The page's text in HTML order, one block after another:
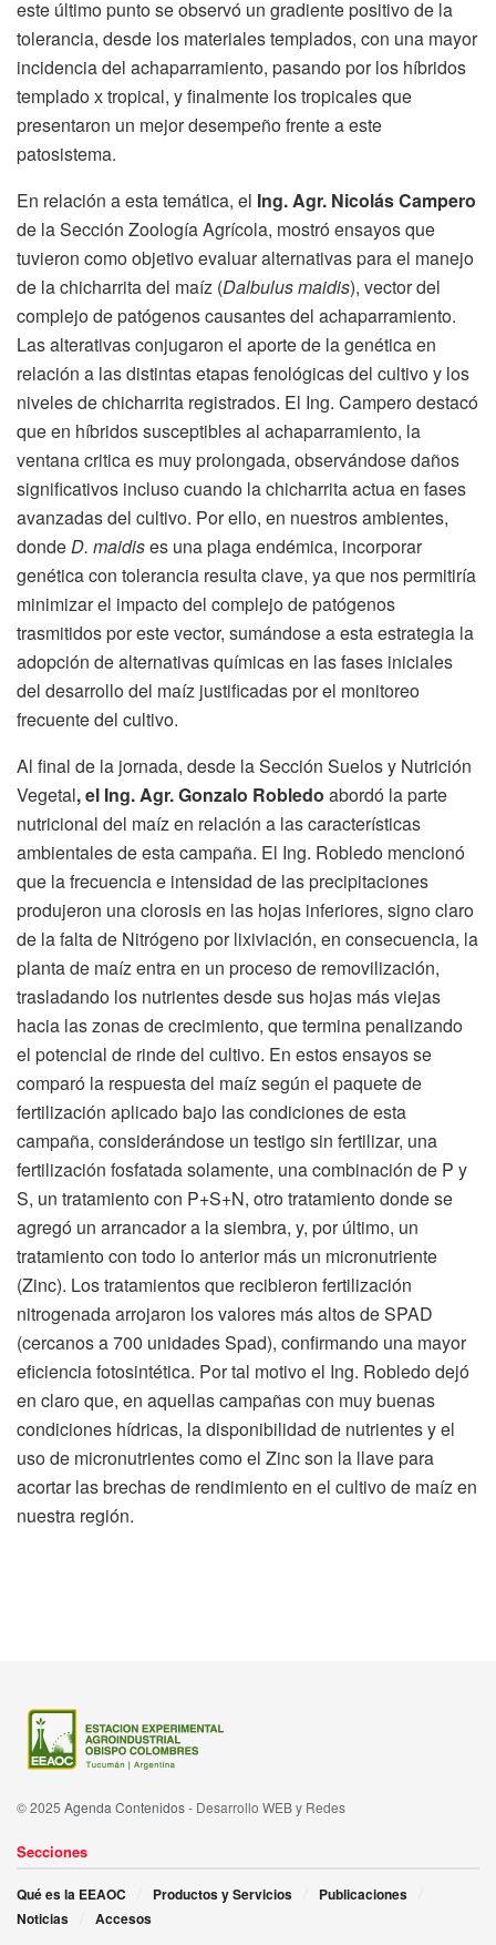
este último punto se observó un gradiente positivo de la
tolerancia, desde los materiales templados, con una mayor
incidencia del achaparramiento, pasando por los híbridos
templado x tropical, y finalmente los tropicales que
presentaron un mejor desempeño frente a este
patosistema.
En relación a esta temática, el Ing. Agr. Nicolás Campero
de la Sección Zoología Agrícola, mostró ensayos que
tuvieron como objetivo evaluar alternativas para el manejo
de la chicharrita del maíz (Dalbulus maidis), vector del
complejo de patógenos causantes del achaparramiento.
Las alterativas conjugaron el aporte de la genética en
relación a las distintas etapas fenológicas del cultivo y los
niveles de chicharrita registrados. El Ing. Campero destacó
que en híbridos susceptibles al achaparramiento, la
ventana critica es muy prolongada, observándose daños
significativos incluso cuando la chicharrita actua en fases
avanzadas del cultivo. Por ello, en nuestros ambientes,
dondeD. maidises una plaga endémica, incorporar
genética con tolerancia resulta clave, ya que nos permitiría
minimizar el impacto del complejo de patógenos
trasmitidos por este vector, sumándose a esta estrategia la
adopción de alternativas químicas en las fases iniciales
del desarrollo del maíz justificadas por el monitoreo
frecuente del cultivo.
Al final de la jornada, desde la Sección Suelos y Nutrición
Vegetal, el Ing. Agr. Gonzalo Robledo abordó la parte
nutricional del maíz en relación a las características
ambientales de esta campaña. El Ing. Robledo mencionó
que la frecuencia e intensidad de las precipitaciones
produjeron una clorosis en las hojas inferiores, signo claro
de la falta de Nitrógeno por lixiviación, en consecuencia, la
planta de maíz entra en un proceso de removilización,
trasladando los nutrientes desde sus hojas más viejas
hacia las zonas de crecimiento, que termina penalizando
el potencial de rinde del cultivo. En estos ensayos se
comparó la respuesta del maíz según el paquete de
fertilización aplicado bajo las condiciones de esta
campaña, considerándose un testigo sin fertilizar, una
fertilización fosfatada solamente, una combinación de P y
S, un tratamiento con P+S+N, otro tratamiento donde se
agregó un arrancador a la siembra, y, por último, un
tratamiento con todo lo anterior más un micronutriente
(Zinc). Los tratamientos que recibieron fertilización
nitrogenada arrojaron los valores más altos de SPAD
(cercanos a 700 unidades Spad), confirmando una mayor
eficiencia fotosintética. Por tal motivo el Ing. Robledo dejó
en claro que, en aquellas campañas con muy buenas
condiciones hídricas, la disponibilidad de nutrientes y el
uso de micronutrientes como el Zinc son la llave para
acortar las brechas de rendimiento en el cultivo de maíz en
nuestra región.
© 2025 Agenda Contenidos- Desarrollo WEB y Redes
Secciones
Qué es la EEAOC Productos y Servicios
Publicaciones
Noticias
Accesos